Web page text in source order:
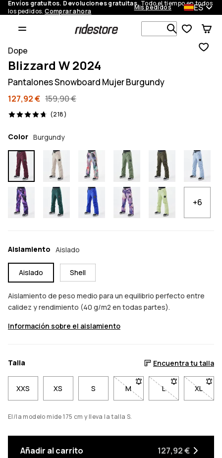
Envíos gratuitos. Devoluciones gratuitas.Todo el tiempo en todos
los pedidos.Comprar ahora Mis pedidos ES
Busca en
Dope
Blizzard W 2024
Pantalones Snowboard Mujer Burgundy
127,92 € 159,90 €
(218)
218 opiniones, 4.7/5
Color Burgundy
+6
Aislamiento Aislado
Aislado Shell
Aislamiento de peso medio para un equilibrio perfecto entre
calidez y rendimiento (40 g/m2 en todas partes).
Información sobre el aislamiento
Talla Encuentra tu talla
XXS XS S M- Talla M no disponible.
L- Talla L no
XL- Talla
El/la modelo mide 175 cm y lleva la talla S.
Añadir al carrito 127,92 €